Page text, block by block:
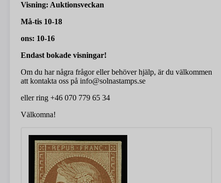
Visning: Auktionsveckan
Må-tis 10-18
ons: 10-16
Endast bokade visningar!
Om du har några frågor eller behöver hjälp, är du välkommen
att kontakta oss på info@solnastamps.se
eller ring +46 070 779 65 34
Välkomna!